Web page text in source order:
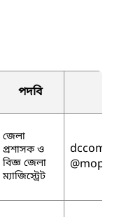
পদবি
জেলা
প্রশাসক ও
বিজ্ঞ জেলা
ম্যাজিস্ট্রেট